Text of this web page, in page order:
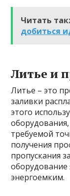
Читать
добиться
Литье и
Литье – это
заливки
этого
требуемой
получения
пропускания
оборудование
энергоемким.